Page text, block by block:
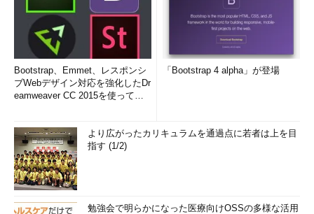
Bootstrap、Emmet、レスポンシ
ブWebデザイン対応を強化したDr
eamweaver CC 2015を使って
「Bootstrap 4 alpha」が登場
より広がったカリキュラムを通過点に若者は上を目
指す (1/2)
勉強会で明らかになった医療向けOSSの多様な活用